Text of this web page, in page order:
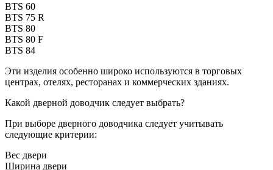
BTS 60
BTS 75 R
BTS 80
BTS 80 F
BTS 84
Эти изделия особенно широко используются в торговых
центрах, отелях, ресторанах и коммерческих зданиях.
Какой дверной доводчик следует выбрать?
При выборе дверного доводчика следует учитывать
следующие критерии:
Вес двери
Ширина двери